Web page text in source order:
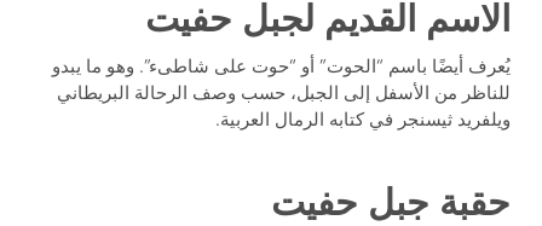
الاسم القديم لجبل حفيت
يُعرف أيضًا باسم “الحوت” أو “حوت على شاطىء”. وهو ما يبدو
للناظر من الأسفل إلى الجبل، حسب وصف الرحالة البريطاني
ويلفريد ثيسنجر في كتابه الرمال العربية.
حقبة جبل حفيت